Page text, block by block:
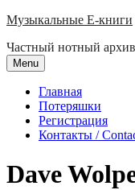
Skip
content
Музыкальные E-книги
Частный нотный архив
Menu
Главная
Потеряшки
Регистрация
Контакты /
Dave